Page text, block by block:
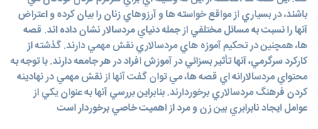
باشند، در بسياري از مواقع خواسته ها و آرزوهاي زنان را بيان كرده و اعتراض
آنها را نسبت به مسائل مختلفي از جمله دنياي مردسالار نشان داده اند. قصه
ها، همچنين در تحكيم آموزه هاي مردسالاري نقش مهمي دارند. گذشته از
كاركرد سرگرمي، آنها تأثير بسزائي در آموزش افراد در هر جامعه دارند. با توجه به
محتواي مردسالارانه اي قصه ها، مي توان گفت آنها از نقش مهمي در نهادينه
كردن فرهنگ مردسالاري برخوردارند. بنابراين بررسي آنها به عنوان يكي از
عوامل ايجاد نابرابري بين زن و مرد از اهميت خاصي برخوردار است